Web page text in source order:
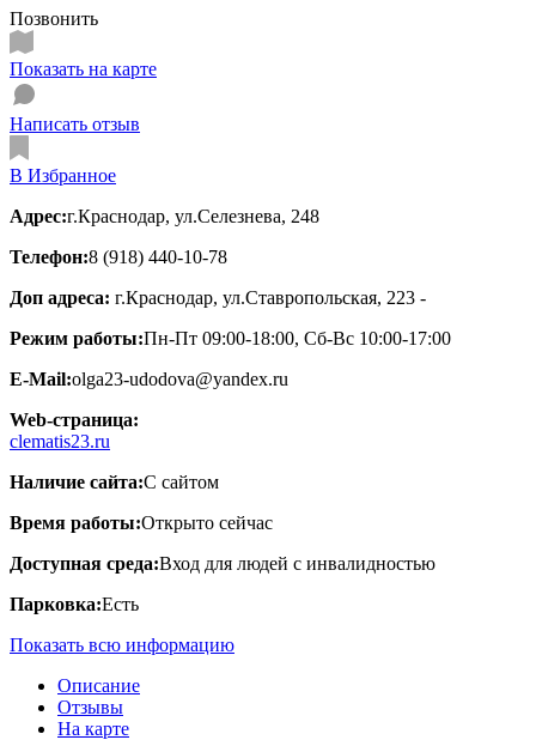
Позвонить
Показать на карте
Написать отзыв
В Избранное
Адрес:г.Краснодар, ул.Селезнева, 248
Телефон:8 (918) 440-10-78
Доп адреса: г.Краснодар, ул.Ставропольская, 223 -
Режим работы:Пн-Пт 09:00-18:00, Сб-Вс 10:00-17:00
E-Mail:olga23-udodova@yandex.ru
Web-страница:
clematis23.ru
Наличие сайта:С сайтом
Время работы:Открыто сейчас
Доступная среда:Вход для людей с инвалидностью
Парковка:Есть
Показать всю информацию
Описание
Отзывы
На карте